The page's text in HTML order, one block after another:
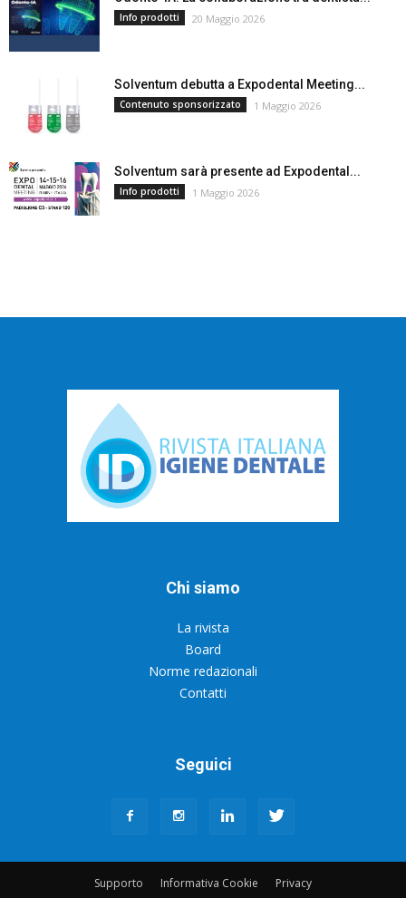
Info prodotti 20 Maggio 2026
Solventum debutta a Expodental Meeting...
Contenuto sponsorizzato 1 Maggio 2026
Solventum sarà presente ad Expodental...
Info prodotti 1 Maggio 2026
Chi siamo
La rivista
Board
Norme redazionali
Contatti
Seguici
Supporto Informativa Cookie Privacy